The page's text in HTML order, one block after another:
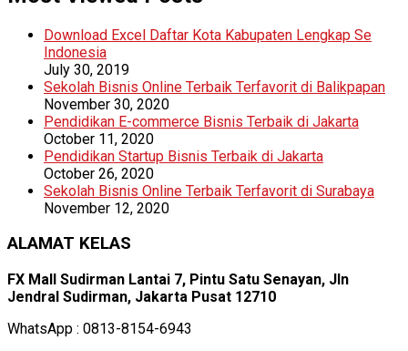
Download Excel Daftar Kota Kabupaten Lengkap Se
Indonesia
July 30, 2019
Sekolah Bisnis Online Terbaik Terfavorit di Balikpapan
November 30, 2020
Pendidikan E-commerce Bisnis Terbaik di Jakarta
October 11, 2020
Pendidikan Startup Bisnis Terbaik di Jakarta
October 26, 2020
Sekolah Bisnis Online Terbaik Terfavorit di Surabaya
November 12, 2020
ALAMAT KELAS
FX Mall Sudirman Lantai 7, Pintu Satu Senayan, Jln
Jendral Sudirman, Jakarta Pusat 12710
WhatsApp : 0813-8154-6943